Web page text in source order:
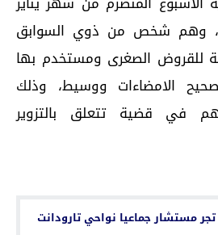
وهم شخص من ذوي السوابق
للقروض الصغرى ومستخدم بها
الامضاءات ووسيط، وذلك
في قضية تتعلق بالتزوير
مستشار جماعيا نواحي تارودانت